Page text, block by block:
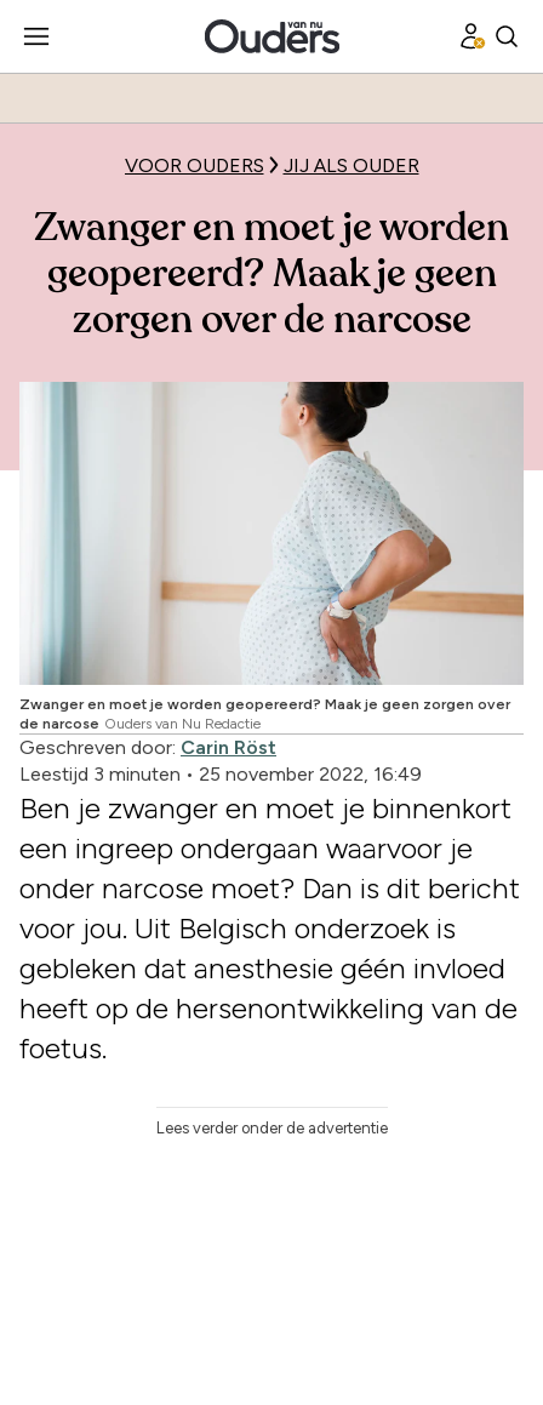
VOOR OUDERS JIJ ALS OUDER
Zwanger en moet je worden
geopereerd? Maak je geen
zorgen over de narcose
Zwanger en moet je worden geopereerd? Maak je geen zorgen over
de narcose Ouders van Nu Redactie
Geschreven door: Carin Röst
Leestijd 3 minuten • 25 november 2022, 16:49
Ben je zwanger en moet je binnenkort
een ingreep ondergaan waarvoor je
onder narcose moet? Dan is dit bericht
voor jou. Uit Belgisch onderzoek is
gebleken dat anesthesie géén invloed
heeft op de hersenontwikkeling van de
foetus.
Lees verder onder de advertentie